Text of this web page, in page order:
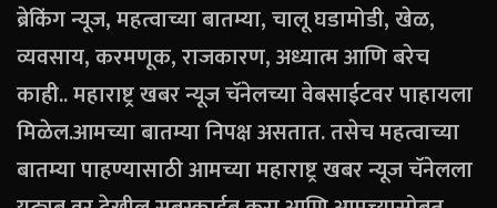
ब्रेकिंग न्यूज, महत्वाच्या बातम्या, चालू घडामोडी, खेळ,
व्यवसाय, करमणूक, राजकारण, अध्यात्म आणि बरेच
काही.. महाराष्ट्र खबर न्यूज चॅनेलच्या वेबसाईटवर पाहायला
मिळेल.आमच्या बातम्या निपक्ष असतात. तसेच महत्वाच्या
बातम्या पाहण्यासाठी आमच्या महाराष्ट्र खबर न्यूज चॅनेलला